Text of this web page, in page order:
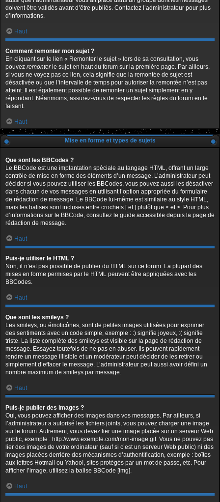
doivent être validés avant d’être publiés. Contactez l’administrateur pour plus
d’informations.
Haut
Comment remonter mon sujet ?
En cliquant sur le lien « Remonter le sujet » lors de sa consultation, vous
pouvez remonterle sujet en haut du forum sur la première page. Par ailleurs,
si vous ne voyez pas ce lien, cela signifie que la remontée de sujet est
désactivée ou que l’intervalle de temps pour autoriser la remontée n’est pas
atteint. Il est également possible de remonter un sujet simplement en y
répondant. Néanmoins, assurez-vous de respecter les règles du forum en le
faisant.
Haut
Mise en forme et types de sujets
Que sont les BBCodes ?
Le BBCode est une implantation spéciale au langage HTML, offrant un large
contrôle de mise en forme des éléments d’un message. L’administrateur peut
décider si vous pouvez utiliser les BBCodes, vous pouvez aussi les désactiver
dans chacun de vos messages en utilisant l’option appropriée du formulaire
de rédaction de message. Le BBCode lui-même est similaire au style HTML,
mais les balises sont incluses entre crochets [ et ] plutôt que < et >. Pour plus
d’informations sur le BBCode, consultez le guide accessible depuis la page de
rédaction de message.
Haut
Puis-je utiliser le HTML ?
Non, il n’est pas possible de publier du HTML sur ce forum. La plupart des
mises en forme permises par le HTML peuvent être appliquées avec les
BBCodes.
Haut
Que sont les smileys ?
Les smileys, ou émoticônes, sont de petites images utilisées pour exprimer
des sentiments avec un code simple, exemple : :) signifie joyeux, :( signifie
triste. La liste complète des smileys est visible sur la page de rédaction de
message. Essayez toutefois de ne pas en abuser. Ils peuvent rapidement
rendre un message illisible et un modérateur peut décider de les retirer ou
simplement d’effacer le message. L’administrateur peut aussi avoir défini un
nombre maximum de smileys par message.
Haut
Puis-je publier des images ?
Oui, vous pouvez afficher des images dans vos messages. Par ailleurs, si
l’administrateur a autorisé les fichiers joints, vous pouvez charger une image
sur le forum. Autrement, vous devez lier une image placée sur un serveur Web
public, exemple : http://www.exemple.com/mon-image.gif. Vous ne pouvez pas
lier des images de votre ordinateur (sauf si c’est un serveur Web public) ni des
images placées derrière des mécanismes d’authentification, exemple : boîtes
aux lettres Hotmail ou Yahoo!, sites protégés par un mot de passe, etc. Pour
afficher l’image, utilisez la balise BBCode [img].
Haut